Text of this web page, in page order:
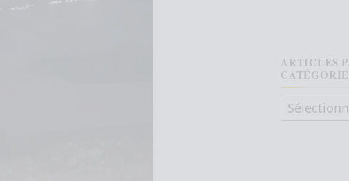
ARTICLES
CATÉGORIE
Articles